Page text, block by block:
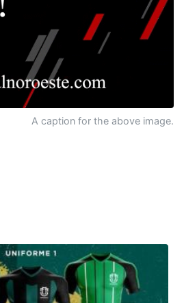
A caption for the above image.